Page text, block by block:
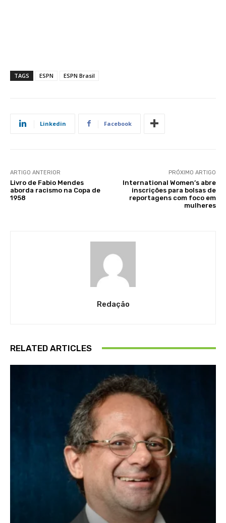
TAGS ESPN ESPN Brasil
Linkedin Facebook
ARTIGO ANTERIOR
Livro de Fabio Mendes
aborda racismo na Copa de
1958
PRÓXIMO ARTIGO
International Women’s abre
inscrições para bolsas de
reportagens com foco em
mulheres
Redação
RELATED ARTICLES